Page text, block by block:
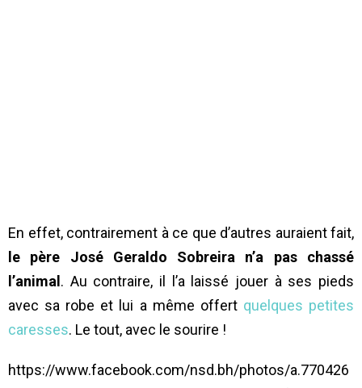
En effet, contrairement à ce que d’autres auraient fait,
le père José Geraldo Sobreira n’a pas chassé
l’animal . Au contraire, il l’a laissé jouer à ses pieds
avec sa robe et lui a même offert quelques petites
caresses. Le tout, avec le sourire !
https://www.facebook.com/nsd.bh/photos/a.770426